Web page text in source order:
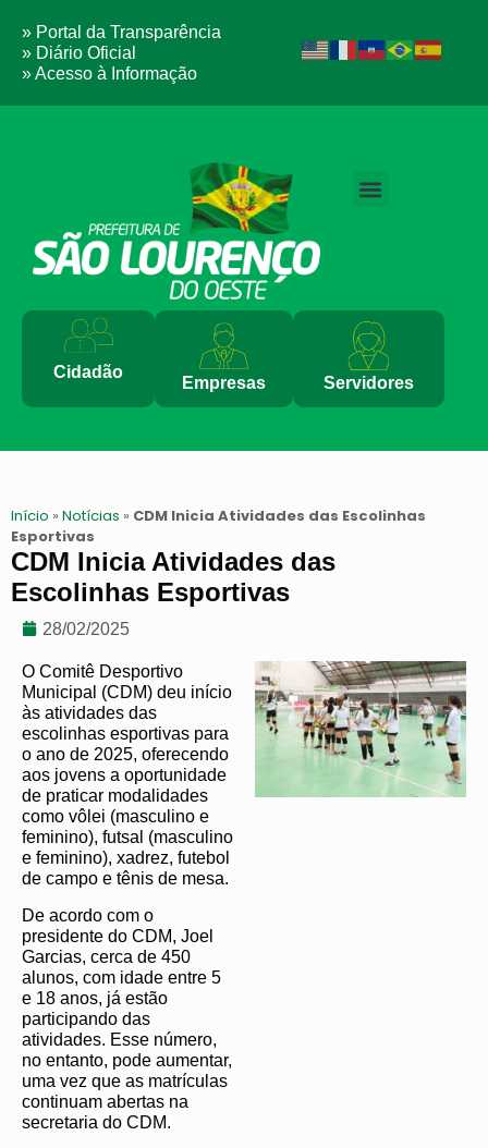
» Portal da Transparência
» Diário Oficial
» Acesso à Informação
Cidadão
Empresas Servidores
Início » Notícias » CDM Inicia Atividades das Escolinhas
Esportivas
CDM Inicia Atividades das
Escolinhas Esportivas
28/02/2025
O Comitê Desportivo
Municipal (CDM) deu início
às atividades das
escolinhas esportivas para
o ano de 2025, oferecendo
aos jovens a oportunidade
de praticar modalidades
como vôlei (masculino e
feminino), futsal (masculino
e feminino), xadrez, futebol
de campo e tênis de mesa.
De acordo com o
presidente do CDM, Joel
Garcias, cerca de 450
alunos, com idade entre 5
e 18 anos, já estão
participando das
atividades. Esse número,
no entanto, pode aumentar,
uma vez que as matrículas
continuam abertas na
secretaria do CDM.